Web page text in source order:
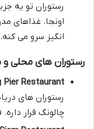
رستوران تو یه
اونجا. غذاهای
انگیز سرو می کنه.
رستوران های محلی و
Pier Restaurant:
رستوران های
چالونگ قرار